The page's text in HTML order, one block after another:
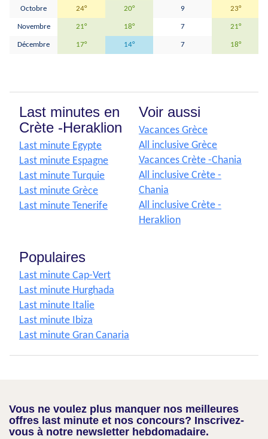
Octobre 24° 20° 9 23°
Novembre 21° 18° 7 21°
Décembre 17° 14° 7 18°
Last minutes en
Crète -Heraklion
Last minute Egypte
Last minute Espagne
Last minute Turquie
Last minute Grèce
Last minute Tenerife
Voir aussi
Vacances Grèce
All inclusive Grèce
Vacances Crète -Chania
All inclusive Crète -
Chania
All inclusive Crète -
Heraklion
Populaires
Last minute Cap-Vert
Last minute Hurghada
Last minute Italie
Last minute Ibiza
Last minute Gran Canaria
Vous ne voulez plus manquer nos meilleures
offres last minute et nos concours? Inscrivez-
vous à notre newsletter hebdomadaire.